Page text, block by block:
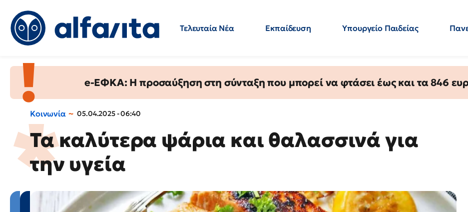
Τελευταία Νέα Εκπαίδευση Υπουργείο Παιδείας
e-ΕΦΚΑ: Η προσαύξηση στη σύνταξη που μπορεί να φτάσει έως και τα 846
Κοινωνία 05.04.2025 - 06:40
Τα καλύτερα ψάρια και θαλασσινά για
την υγεία